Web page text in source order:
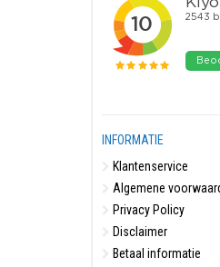
INFORMATIE
Klantenservice
Algemene
Privacy Policy
Disclaimer
Betaal informatie